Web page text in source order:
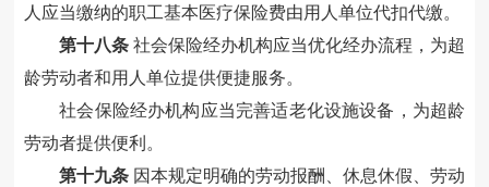
人应当缴纳的职工基本医疗保险费由用人单位代扣代缴。
第十八条社会保险经办机构应当优化经办流程，为超
龄劳动者和用人单位提供便捷服务。
社会保险经办机构应当完善适老化设施设备，为超龄
劳动者提供便利。
第十九条因本规定明确的劳动报酬、休息休假、劳动